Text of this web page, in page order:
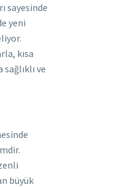
sayesinde
yeni
kısa
ve
büyük